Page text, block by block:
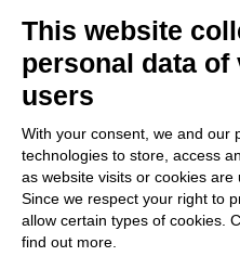
Main
This website
personal data
users
With your consent, we and our
technologies to store, access
as website visits or cookies are
Since we respect your right to
allow certain types of cookies.
find out more.